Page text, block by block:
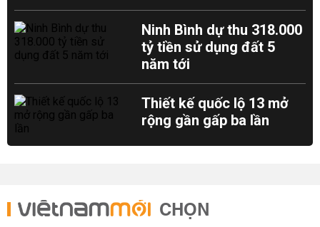
Ninh Bình dự thu 318.000
tỷ tiền sử dụng đất 5
năm tới
Thiết kế quốc lộ 13 mở
rộng gần gấp ba lần
CHỌN